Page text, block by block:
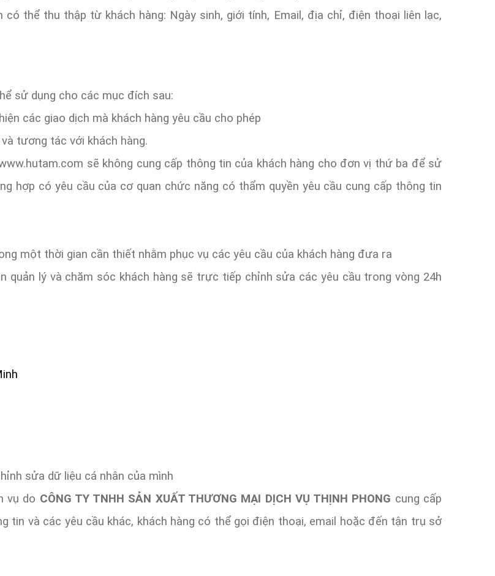
thể thu thập từ khách hàng: Ngày sinh, giới tính, Email, địa chỉ, điện thoại liên lạc,
sử dụng cho các mục đích sau:
các giao dịch mà khách hàng yêu cầu cho phép
tương tác với khách hàng.
sẽ không cung cấp thông tin của khách hàng cho đơn vị thứ ba để sử
hợp có yêu cầu của cơ quan chức năng có thẩm quyền yêu cầu cung cấp thông tin
một thời gian cần thiết nhằm phục vụ các yêu cầu của khách hàng đưa ra
quản lý và chăm sóc khách hàng sẽ trực tiếp chỉnh sửa các yêu cầu trong vòng 24h
sửa dữ liệu cá nhân của mình
vụ do CÔNG TY TNHH SẢN XUẤT THƯƠNG MẠI DỊCH VỤ THỊNH PHONG cung cấp
tin và các yêu cầu khác, khách hàng có thể gọi điện thoại, email hoặc đến tận trụ sở